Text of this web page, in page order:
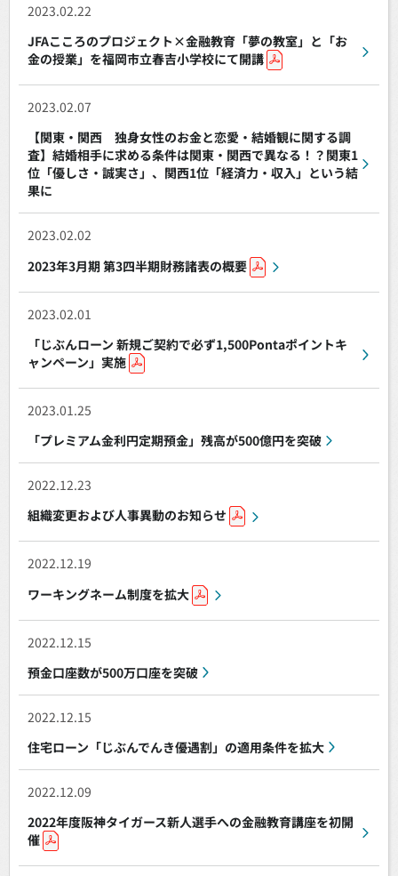
2023.02.22
JFAこころのプロジェクト×金融教育「夢の教室」と「お
金の授業」を福岡市立春吉小学校にて開講
2023.02.07
【関東・関西 独身女性のお金と恋愛・結婚観に関する調
査】結婚相手に求める条件は関東・関西で異なる！？関東1
位「優しさ・誠実さ」、関西1位「経済力・収入」という結
果に
2023.02.02
2023年3月期 第3四半期財務諸表の概要
2023.02.01
「じぶんローン 新規ご契約で必ず1,500Pontaポイントキ
ャンペーン」実施
2023.01.25
「プレミアム金利円定期預金」残高が500億円を突破
2022.12.23
組織変更および人事異動のお知らせ
2022.12.19
ワーキングネーム制度を拡大
2022.12.15
預金口座数が500万口座を突破
2022.12.15
住宅ローン「じぶんでんき優遇割」の適用条件を拡大
2022.12.09
2022年度阪神タイガース新人選手への金融教育講座を初開
催